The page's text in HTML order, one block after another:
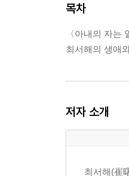
목차
〈아내의 자는
최서해의 생애
저자 소개
최서해(崔